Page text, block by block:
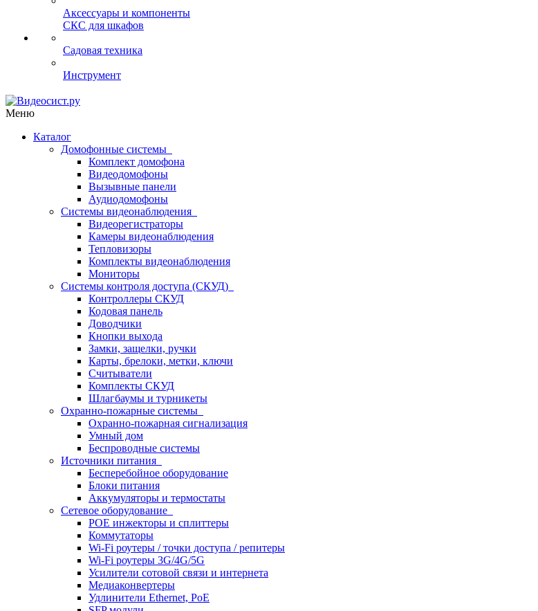
Аксессуары и компоненты
СКС для шкафов
Садовая техника
Инструмент
Меню
Каталог
Домофонные системы
Комплект домофона
Видеодомофоны
Вызывные панели
Аудиодомофоны
Системы видеонаблюдения
Видеорегистраторы
Камеры видеонаблюдения
Тепловизоры
Комплекты видеонаблюдения
Мониторы
Системы контроля доступа (СКУД)
Контроллеры СКУД
Кодовая панель
Доводчики
Кнопки выхода
Замки, защелки, ручки
Карты, брелоки, метки, ключи
Считыватели
Комплекты СКУД
Шлагбаумы и турникеты
Охранно-пожарные системы
Охранно-пожарная сигнализация
Умный дом
Беспроводные системы
Источники питания
Бесперебойное оборудование
Блоки питания
Аккумуляторы и термостаты
Сетевое оборудование
POE инжекторы и сплиттеры
Коммутаторы
Wi-Fi роутеры / точки доступа / репитеры
Wi-Fi роутеры 3G/4G/5G
Усилители сотовой связи и интернета
Медиаконвертеры
Удлинители Ethernet, PoE